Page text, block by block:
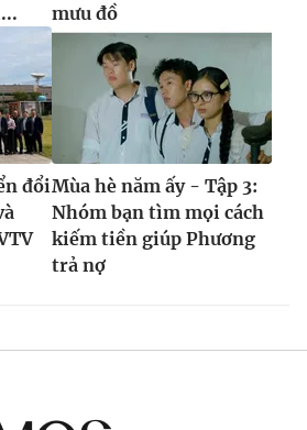
mưu đồ
đổiMùa hè năm ấy - Tập 3:
Nhóm bạn tìm mọi cách
kiếm tiền giúp Phương
trả nợ